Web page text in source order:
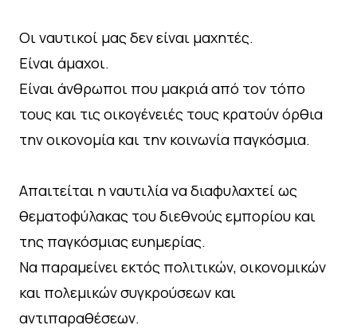
Οι ναυτικοί μας δεν είναι μαχητές.
Είναι άμαχοι.
Είναι άνθρωποι που μακριά από τον τόπο
τους και τις οικογένειές τους κρατούν όρθια
την οικονομία και την κοινωνία παγκόσμια.
Απαιτείται η ναυτιλία να διαφυλαχτεί ως
θεματοφύλακας του διεθνούς εμπορίου και
της παγκόσμιας ευημερίας.
Να παραμείνει εκτός πολιτικών, οικονομικών
και πολεμικών συγκρούσεων και
αντιπαραθέσεων.